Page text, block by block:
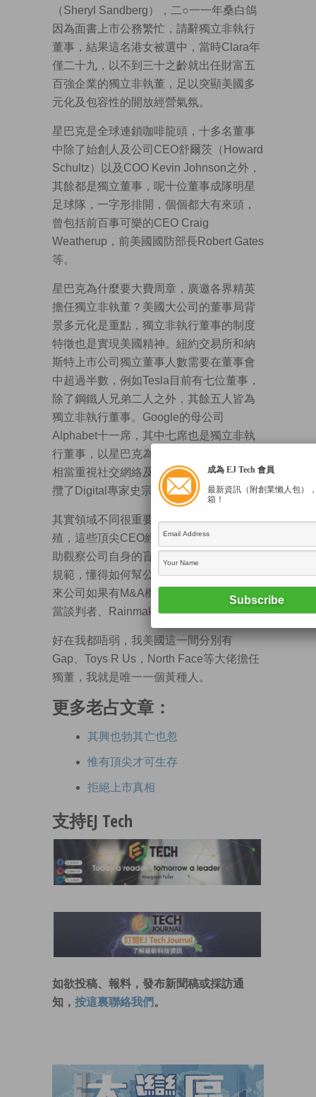
（Sheryl Sandberg），二○一一年桑白鴿
因為面書上市公務繁忙，請辭獨立非執行
董事，結果這名港女被選中，當時Clara年
僅二十九，以不到三十之齡就出任財富五
百強企業的獨立非執董，足以突顯美國多
元化及包容性的開放經營氣氛。
星巴克是全球連鎖咖啡龍頭，十多名董事
中除了始創人及公司CEO舒爾茨（Howard
Schultz）以及COO Kevin Johnson之外，
其餘都是獨立董事，呢十位董事成隊明星
足球隊，一字形排開，個個都大有來頭，
曾包括前百事可樂的CEO Craig
Weatherup，前美國國防部長Robert Gates
等。
星巴克為什麼要大費周章，廣邀各界精英
擔任獨立非執董？美國大公司的董事局背
景多元化是重點，獨立非執行董事的制度
特徵也是實現美國精神。紐約交易所和納
斯特上市公司獨立董事人數需要在董事會
中超過半數，例如Tesla目前有七位董事，
除了鋼鐵人兄弟二人之外，其餘五人皆為
獨立非執行董事。Google的母公司
Alphabet十一席，其中七席也是獨立非執
行董事，以星巴克為例，五年前因為公司
相當重視社交網絡及數碼營銷，所以也招
攬了Digital專家史宗瑋Clara入局。
其實領域不同很重要，大家唔會同性繁
殖，這些頂尖CEO經驗非常豐富，可以幫
助觀察公司自身的盲點，他們很熟悉國際
規範，懂得如何幫公司做最好的決策，未
來公司如果有M&A機會，他們也可以先充
當談判者、Rainmaker。
好在我都唔弱，我美國這一間分別有
Gap、Toys R Us，North Face等大佬擔任
獨董，我就是唯一一個黃種人。
更多老占文章：
其興也勃其亡也忽
惟有頂尖才可生存
拒絕上市真相
支持EJ Tech
如欲投稿、報料，發布新聞稿或採訪通
知， 按這裏聯絡我們 。
成為 EJ Tech 會員
最新資訊（附創業懶人包）
箱！